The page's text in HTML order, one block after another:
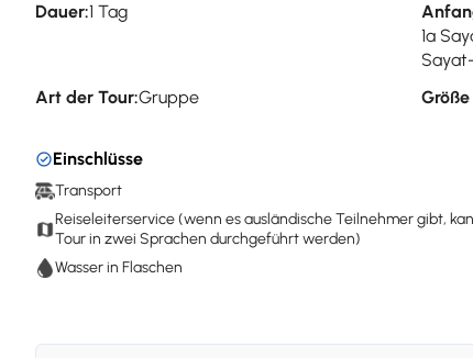
Dauer:1 Tag
1a
Art der Tour:Gruppe
Einschlüsse
Transport
Reiseleiterservice (wenn es ausländische Teilnehmer gibt,
Tour in zwei Sprachen durchgeführt werden)
Wasser in Flaschen